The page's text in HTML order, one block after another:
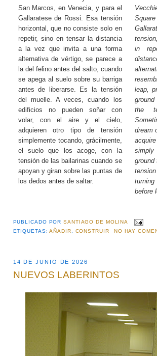
San Marcos, en Venecia, y para el
Gallaratese de Rossi. Esa tensión
horizontal, que no consiste solo en
repetir, sino en tensar la distancia
a la vez que invita a una forma
alternativa de vértigo, se parece a
la del felino antes del salto, cuando
se apega al suelo sobre su barriga
antes de liberarse. Es la tensión
del muelle. A veces, cuando los
edificios no pueden soñar con
volar, con el aire y el cielo,
adquieren otro tipo de tensión
simplemente tocando, grácilmente,
el suelo que los acoge, con la
tensión de las bailarinas cuando se
apoyan y giran sobre las puntas de
los dedos antes de saltar.
in
leap,
the
dream
simply
before
PUBLICADO PORSANTIAGO DE MOLINA
ETIQUETAS:AÑADIR CONSTRUIR NO HAY
14 DE JUNIO DE 2026
NUEVOS LABERINTOS